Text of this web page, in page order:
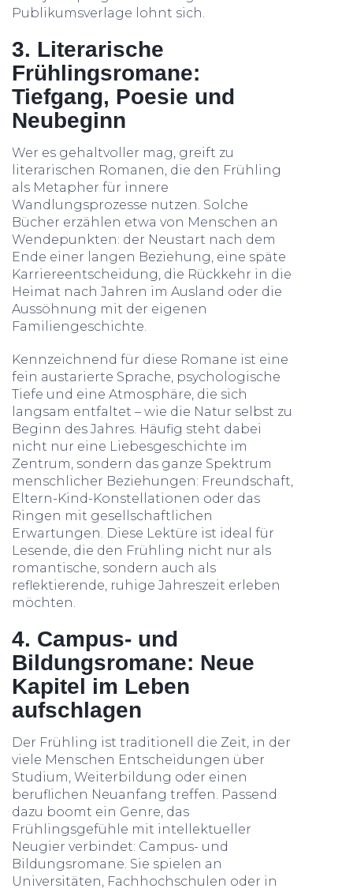
Publikumsverlage lohnt sich.
3. Literarische
Frühlingsromane:
Tiefgang, Poesie und
Neubeginn
Wer es gehaltvoller mag, greift zu
literarischen Romanen, die den Frühling
als Metapher für innere
Wandlungsprozesse nutzen. Solche
Bücher erzählen etwa von Menschen an
Wendepunkten: der Neustart nach dem
Ende einer langen Beziehung, eine späte
Karriereentscheidung, die Rückkehr in die
Heimat nach Jahren im Ausland oder die
Aussöhnung mit der eigenen
Familiengeschichte.
Kennzeichnend für diese Romane ist eine
fein austarierte Sprache, psychologische
Tiefe und eine Atmosphäre, die sich
langsam entfaltet – wie die Natur selbst zu
Beginn des Jahres. Häufig steht dabei
nicht nur eine Liebesgeschichte im
Zentrum, sondern das ganze Spektrum
menschlicher Beziehungen: Freundschaft,
Eltern-Kind-Konstellationen oder das
Ringen mit gesellschaftlichen
Erwartungen. Diese Lektüre ist ideal für
Lesende, die den Frühling nicht nur als
romantische, sondern auch als
reflektierende, ruhige Jahreszeit erleben
möchten.
4. Campus- und
Bildungsromane: Neue
Kapitel im Leben
aufschlagen
Der Frühling ist traditionell die Zeit, in der
viele Menschen Entscheidungen über
Studium, Weiterbildung oder einen
beruflichen Neuanfang treffen. Passend
dazu boomt ein Genre, das
Frühlingsgefühle mit intellektueller
Neugier verbindet: Campus- und
Bildungsromane. Sie spielen an
Universitäten, Fachhochschulen oder in